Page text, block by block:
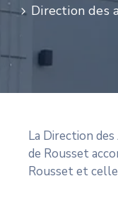
ANIMATION
Direction des
La Direction
de Rousset
Rousset et